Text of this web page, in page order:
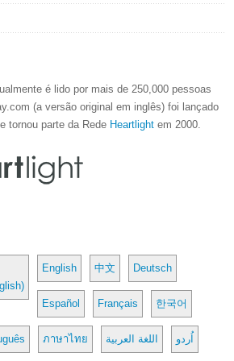
é lido por mais de 250,000 pessoas
(a versão original em inglês) foi lançado
tornou parte da Rede Heartlight em 2000.
English 中文 Deutsch
Español Français 한국어
ภาษาไทย اللغة العربية اُردو